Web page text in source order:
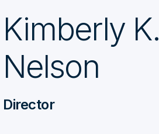
Kimberly K.
Nelson
Director